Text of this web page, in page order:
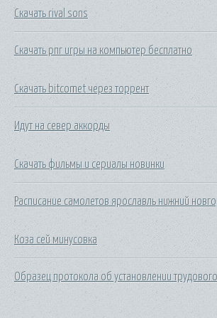
Скачать rival sons
Скачать рпг игры на компьютер бесплатно
Скачать bitcomet через торрент
Идут на север аккорды
Скачать фильмы и сериалы новинки
Расписание самолетов ярославль нижний
Коза сей минусовка
Образец протокола об установлении